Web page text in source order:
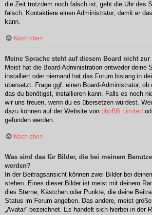
die Zeit trotzdem noch falsch ist, geht die Uhr des
falsch. Kontaktiere einen Administrator, damit er
kann.
Nach oben
Meine Sprache steht auf diesem Board nicht zur
Meist hat die Board-Administration entweder deine
installiert oder niemand hat das Forum bislang in
übersetzt. Frage ggf. einen Board-Administrator, ob
das du benötigst, installieren kann. Falls es noch
wir uns freuen, wenn du es übersetzen würdest.
dazu können auf der Website von phpBB Limited
gefunden werden.
Nach oben
Was sind das für Bilder, die bei meinem
werden?
In der Beitragsansicht können zwei Bilder bei
stehen. Eines dieser Bilder ist meist mit deinem
dies Sterne, Kästchen oder Punkte, die deine
Status im Forum angeben. Das andere, meist
„Avatar“ bezeichnet. Es handelt sich hierbei in der